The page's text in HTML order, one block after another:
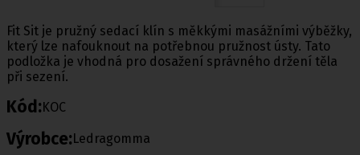
Fit Sit je pružný sedací klín s měkkými masážními výběžky,
který lze nafouknout na potřebnou pružnost ústy. Tato
podložka je vhodná pro dosažení správného držení těla
při sezení.
Kód:KOC
Výrobce:Ledragomma